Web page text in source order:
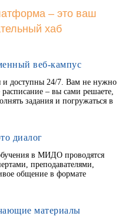
– это ваш
хаб
веб-кампус
и доступны 24/7. Вам не нужно
расписание – вы сами решаете,
задания и погружаться в
диалог
в МИДО проводятся
преподавателями,
общение в формате
материалы